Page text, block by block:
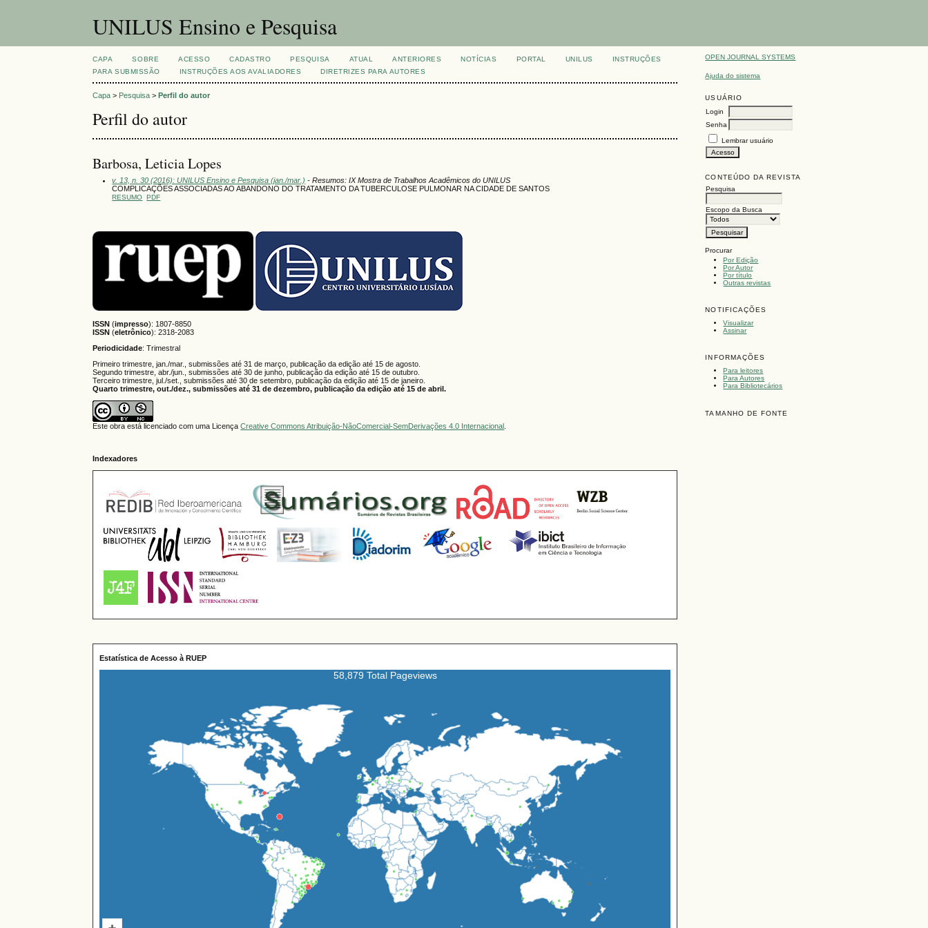
UNILUS Ensino e Pesquisa
OPEN JOURNAL SYSTEMS
Ajuda do sistema
USUÁRIO
Login
Senha
Lembrar usuário
CONTEÚDO DA REVISTA
Pesquisa
Escopo da Busca
Procurar
Por Edição
Por Autor
Por título
Outras revistas
NOTIFICAÇÕES
Visualizar
Assinar
INFORMAÇÕES
Para leitores
Para Autores
Para Bibliotecários
TAMANHO DE FONTE
CAPA SOBRE ACESSO CADASTRO PESQUISA ATUAL ANTERIORES NOTÍCIAS PORTAL UNILUS
INSTRUÇÕES
PARA SUBMISSÃO
INSTRUÇÕES AOS AVALIADORES DIRETRIZES PARA AUTORES
Capa > Pesquisa >Perfil do autor
Perfil do autor
Barbosa, Leticia Lopes
v. 13, n. 30 (2016): UNILUS Ensino e Pesquisa (jan./mar.) - Resumos: IX Mostra de Trabalhos Acadêmicos do UNILUS
COMPLICAÇÕES ASSOCIADAS AO ABANDONO DO TRATAMENTO DA TUBERCULOSE PULMONAR NA CIDADE DE SANTOS
RESUMO PDF
ISSN (impresso): 1807-8850
ISSN (eletrônico):2318-2083
Periodicidade: Trimestral
Primeiro trimestre, jan./mar., submissões até 31 de março, publicação da edição até 15 de agosto.
Segundo trimestre, abr./jun., submissões até 30 de junho, publicação da edição até 15 de outubro.
Terceiro trimestre, jul./set., submissões até 30 de setembro, publicação da edição até 15 de janeiro.
Quarto trimestre, out./dez., submissões até 31 de dezembro, publicação da edição até 15 de abril.
Este obra está licenciado com uma LicençaCreative Commons Atribuição-NãoComercial-SemDerivações 4.0 Internacional
Indexadores
Estatística de Acesso à RUEP
58,879 Total Pageviews